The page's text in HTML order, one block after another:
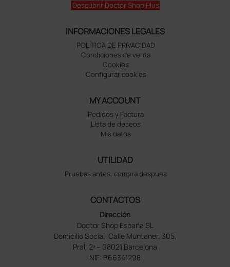
Descubrir Doctor Shop Plus
INFORMACIONES LEGALES
POLÍTICA DE PRIVACIDAD
Condiciones de venta
Cookies
Configurar cookies
MY ACCOUNT
Pedidos y Factura
Lista de deseos
Mis datos
UTILIDAD
Pruebas antes, compra despues
CONTACTOS
Dirección
Doctor Shop España SL
Domicilio Social: Calle Muntaner, 305,
Pral. 2ª – 08021 Barcelona
NIF: B66341298